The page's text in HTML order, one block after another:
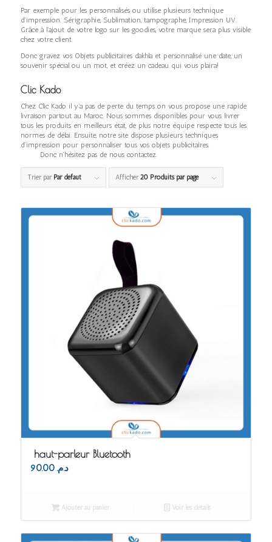
Par exemple pour les personnalisés ou utilise plusieurs technique
d’impression. Sérigraphie, Sublimation, tampographe, Impression UV.
Grâce à l’ajout de votre logo sur les goodies, votre marque sera plus visible
chez votre client.
Donc gravez vos Objets publicitaires dakhla et personnalisé une date, un
souvenir spécial ou un mot, et créez un cadeau qui vous plaira!
Clic Kado
Chez Clic Kado il y’a pas de perte du temps on vous propose une rapide
livraison partout au Maroc. Nous sommes disponibles pour vous livrer
tous les produits en meilleurs état, de plus notre équipe respecte tous les
normes de délai. Ensuite, notre site dispose plusieurs techniques
d’impression pour personnaliser tous vos objets publicitaires.
Donc n’hésitez pas de nous contactez.
Trier par Par défaut Afficher 20 Produits par page
haut-parleur Bluetooth
د.م. 90.00
Ajouter au panier Voir les détails